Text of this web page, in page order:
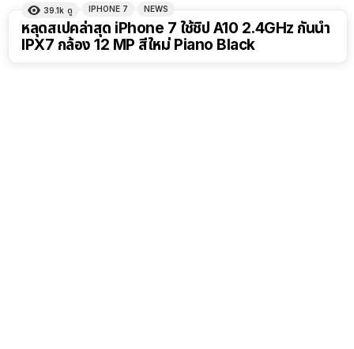
39.1k ดู IPHONE 7 NEWS
หลุดสเปคล่าสุด iPhone 7 ใช้ชิป A10 2.4GHz กันน้ำ
IPX7 กล้อง 12 MP สีใหม่ Piano Black